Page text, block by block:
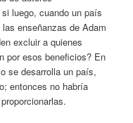
luego, cuando un país
enseñanzas de Adam
excluir a quienes
por esos beneficios? En
se desarrolla un país,
entonces no habría